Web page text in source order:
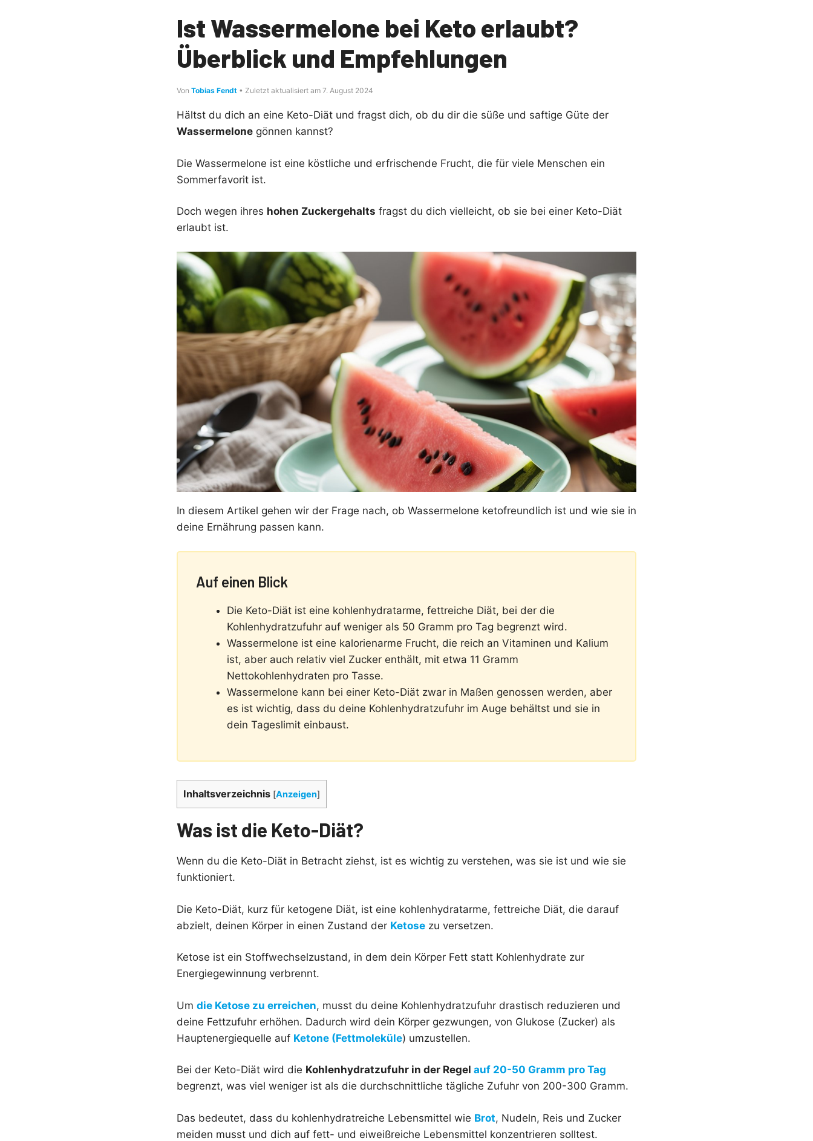
Ist Wassermelone bei Keto erlaubt?
Überblick und Empfehlungen
Von Tobias Fendt • Zuletzt aktualisiert am 7. August 2024
Hältst du dich an eine Keto-Diät und fragst dich, ob du dir die süße und saftige Güte der
Wassermelone gönnen kannst?
Die Wassermelone ist eine köstliche und erfrischende Frucht, die für viele Menschen ein
Sommerfavorit ist.
Doch wegen ihres hohen Zuckergehalts fragst du dich vielleicht, ob sie bei einer Keto-Diät
erlaubt ist.
In diesem Artikel gehen wir der Frage nach, ob Wassermelone ketofreundlich ist und wie sie in
deine Ernährung passen kann.
Auf einen Blick
Die Keto-Diät ist eine kohlenhydratarme, fettreiche Diät, bei der die
Kohlenhydratzufuhr auf weniger als 50 Gramm pro Tag begrenzt wird.
Wassermelone ist eine kalorienarme Frucht, die reich an Vitaminen und Kalium
ist, aber auch relativ viel Zucker enthält, mit etwa 11 Gramm
Nettokohlenhydraten pro Tasse.
Wassermelone kann bei einer Keto-Diät zwar in Maßen genossen werden, aber
es ist wichtig, dass du deine Kohlenhydratzufuhr im Auge behältst und sie in
dein Tageslimit einbaust.
Inhaltsverzeichnis [Anzeigen]
Was ist die Keto-Diät?
Wenn du die Keto-Diät in Betracht ziehst, ist es wichtig zu verstehen, was sie ist und wie sie
funktioniert.
Die Keto-Diät, kurz für ketogene Diät, ist eine kohlenhydratarme, fettreiche Diät, die darauf
abzielt, deinen Körper in einen Zustand der Ketose zu versetzen.
Ketose ist ein Stoffwechselzustand, in dem dein Körper Fett statt Kohlenhydrate zur
Energiegewinnung verbrennt.
Um die Ketose zu erreichen, musst du deine Kohlenhydratzufuhr drastisch reduzieren und
deine Fettzufuhr erhöhen. Dadurch wird dein Körper gezwungen, von Glukose (Zucker) als
Hauptenergiequelle auf Ketone (Fettmoleküle) umzustellen.
Bei der Keto-Diät wird die Kohlenhydratzufuhr in der Regel auf 20-50 Gramm pro Tag
begrenzt, was viel weniger ist als die durchschnittliche tägliche Zufuhr von 200-300 Gramm.
Das bedeutet, dass du kohlenhydratreiche Lebensmittel wie Brot, Nudeln, Reis und Zucker
meiden musst und dich auf fett- und eiweißreiche Lebensmittel konzentrieren solltest.